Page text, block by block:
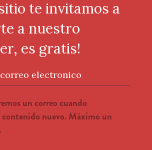
te invitamos a
a nuestro
es gratis!
electronico
un correo cuando
nuevo. Máximo un